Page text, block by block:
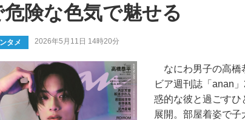
危険な色気で魅せる
タメ 2026年5月11日 14時20分
なにわ男子の高橋
ビア週刊誌「anan
惑的な彼と過ごすひ
展開。部屋着姿で